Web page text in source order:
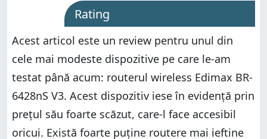
Rating
Acest articol este un review pentru unul din
cele mai modeste dispozitive pe care le-am
testat până acum: routerul wireless Edimax BR-
6428nS V3. Acest dispozitiv iese în evidență prin
prețul său foarte scăzut, care-l face accesibil
oricui. Există foarte puține routere mai ieftine